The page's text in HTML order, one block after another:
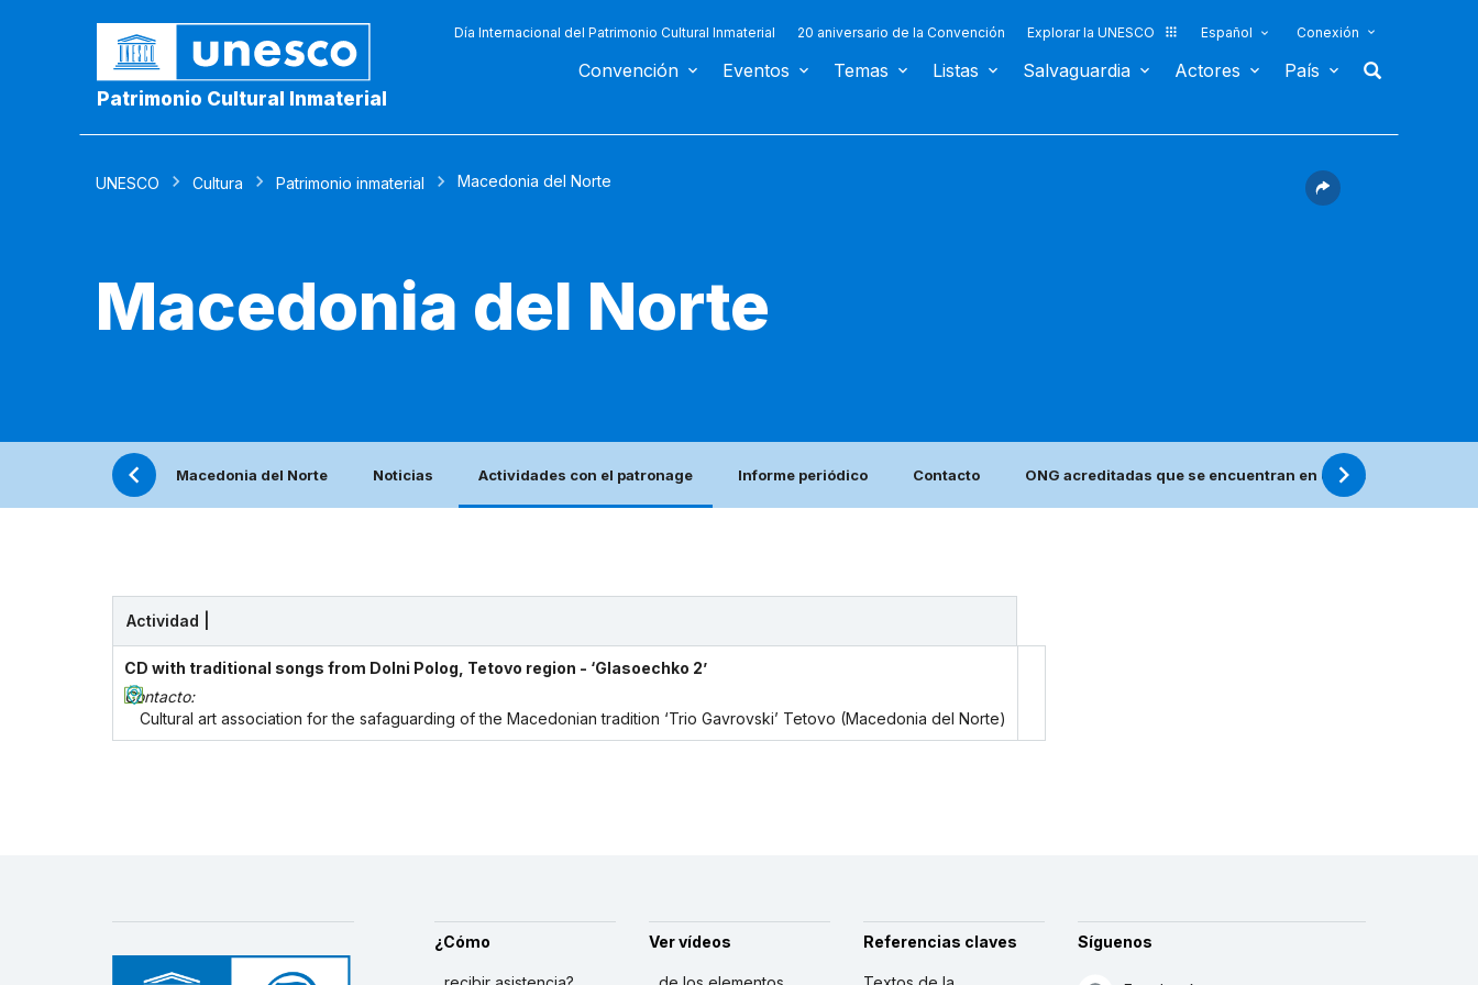
Patrimonio Cultural Inmaterial
Día Internacional del Patrimonio Cultural Inmaterial 20 aniversario de la Convención Explorar la UNESCO Español Conexión
Convención Eventos Temas Listas Salvaguardia Actores País
UNESCO Cultura Patrimonio inmaterial Macedonia del Norte
Macedonia del Norte
Macedonia del Norte Noticias Actividades con el patronage Informe periódico Contacto ONG acreditadas que se encuentran en este país
Actividad |
CD with traditional songs from Dolni Polog, Tetovo region - ‘Glasoechko 2’
Contacto:
Cultural art association for the safaguarding of the Macedonian tradition ‘Trio Gavrovski’ Tetovo (Macedonia del Norte)
¿Cómo Ver vídeos Referencias claves Síguenos